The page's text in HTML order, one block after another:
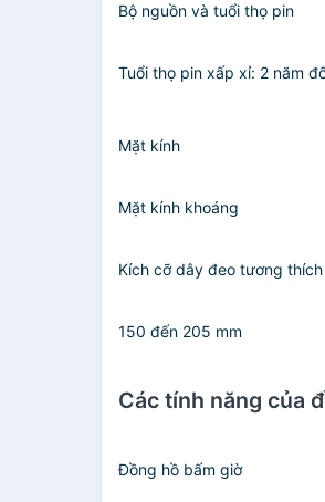
Bộ nguồn và tuổi thọ pin
Tuổi thọ pin xấp xỉ: 2 năm
Mặt kính
Mặt kính khoáng
Kích cỡ dây đeo tương thích
150 đến 205 mm
Các tính năng của
Đồng hồ bấm giờ